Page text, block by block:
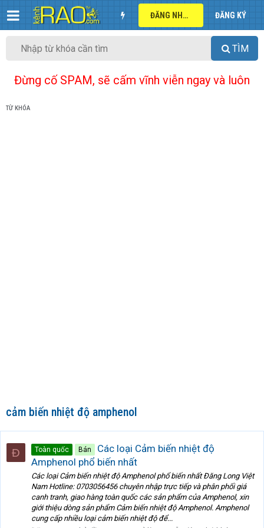
ĐĂNG NHẬP ĐĂNG KÝ
TÌM
Đừng cố SPAM, sẽ cấm vĩnh viễn ngay và luôn
TỪ KHÓA
cảm biến nhiệt độ amphenol
Đ Toàn quốc Bán
Các loại Cảm biến nhiệt độ
Amphenol phổ biến nhất
Các loại Cảm biến nhiệt độ Amphenol phổ biến nhất Đăng Long Việt
Nam Hotline: 0703056456 chuyên nhập trực tiếp và phân phối giá
canh tranh, giao hàng toàn quốc các sản phẩm của Amphenol, xin
giới thiệu dòng sản phẩm Cảm biến nhiệt độ Amphenol. Amphenol
cung cấp nhiều loại cảm biến nhiệt độ để...